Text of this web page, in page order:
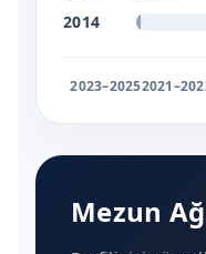
2014
2023–2025
Mezun